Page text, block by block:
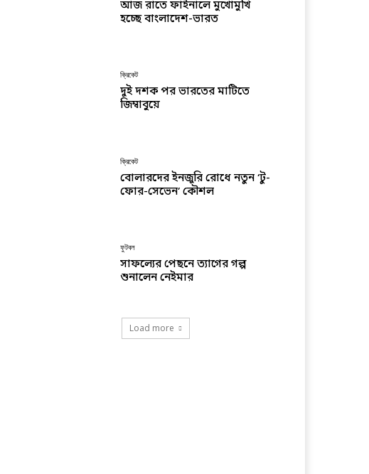
আজ রাতে ফাইনালে মুখোমুখি
হচ্ছে বাংলাদেশ-ভারত
ক্রিকেট
দুই দশক পর ভারতের মাটিতে
জিম্বাবুয়ে
ক্রিকেট
বোলারদের ইনজুরি রোধে নতুন ‘টু-
ফোর-সেভেন’ কৌশল
ফুটবল
সাফল্যের পেছনে ত্যাগের গল্প
শুনালেন নেইমার
Load more